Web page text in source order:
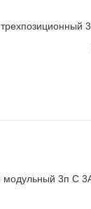
модульный 3п C